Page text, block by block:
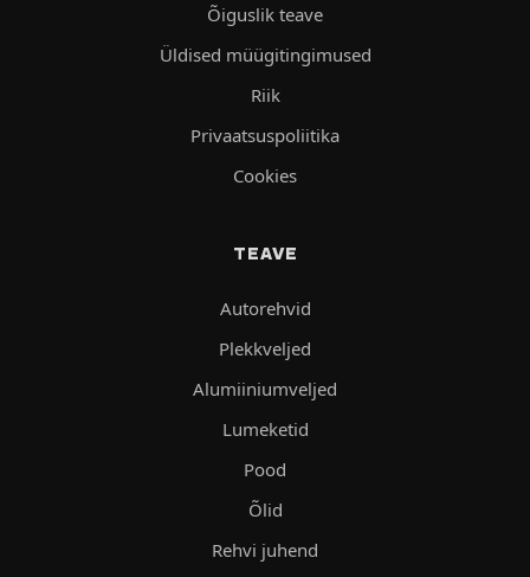
Õiguslik teave
Üldised müügitingimused
Riik
Privaatsuspoliitika
Cookies
TEAVE
Autorehvid
Plekkveljed
Alumiiniumveljed
Lumeketid
Pood
Õlid
Rehvi juhend